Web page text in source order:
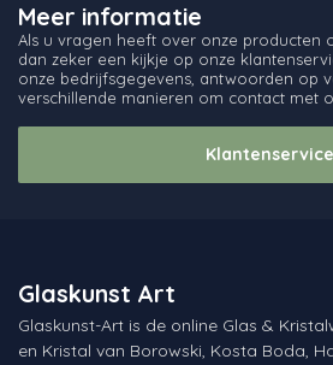
Meer informatie
Als u vragen heeft over onze producten
dan zeker een kijkje op onze
onze bedrijfsgegevens, antwoorden op
verschillende manieren om contact met
Klantenservice
Glaskunst Art
Glaskunst-Art is de online Glas &
en Kristal van Borowski, Kosta Boda,